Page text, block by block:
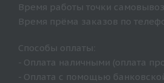
Время работы точки
Время прёма заказов по
Способы оплаты:
- Оплата наличными (оплата
- Оплата с помощью